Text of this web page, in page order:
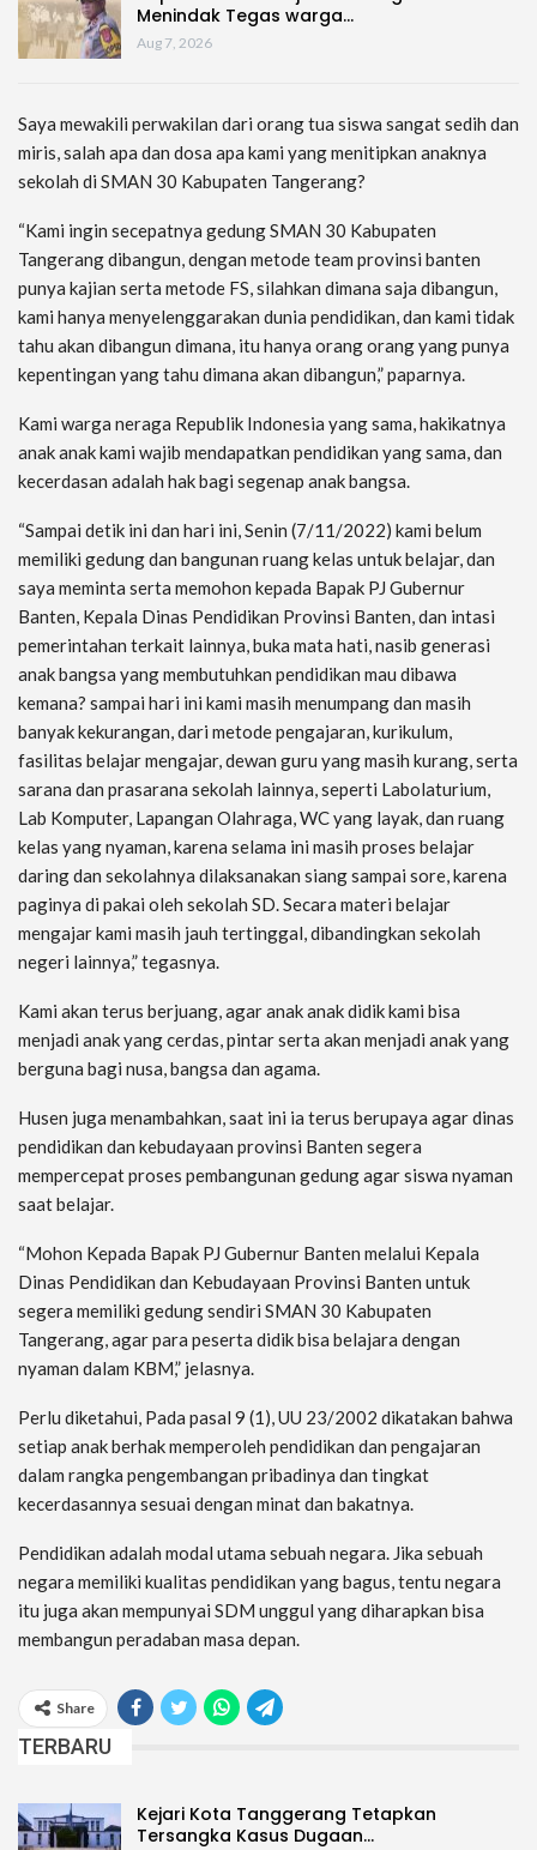
Menindak Tegas warga…
Aug 7, 2026
Saya mewakili perwakilan dari orang tua siswa sangat sedih dan
miris, salah apa dan dosa apa kami yang menitipkan anaknya
sekolah di SMAN 30 Kabupaten Tangerang?
“Kami ingin secepatnya gedung SMAN 30 Kabupaten
Tangerang dibangun, dengan metode team provinsi banten
punya kajian serta metode FS, silahkan dimana saja dibangun,
kami hanya menyelenggarakan dunia pendidikan, dan kami tidak
tahu akan dibangun dimana, itu hanya orang orang yang punya
kepentingan yang tahu dimana akan dibangun,” paparnya.
Kami warga neraga Republik Indonesia yang sama, hakikatnya
anak anak kami wajib mendapatkan pendidikan yang sama, dan
kecerdasan adalah hak bagi segenap anak bangsa.
“Sampai detik ini dan hari ini, Senin (7/11/2022) kami belum
memiliki gedung dan bangunan ruang kelas untuk belajar, dan
saya meminta serta memohon kepada Bapak PJ Gubernur
Banten, Kepala Dinas Pendidikan Provinsi Banten, dan intasi
pemerintahan terkait lainnya, buka mata hati, nasib generasi
anak bangsa yang membutuhkan pendidikan mau dibawa
kemana? sampai hari ini kami masih menumpang dan masih
banyak kekurangan, dari metode pengajaran, kurikulum,
fasilitas belajar mengajar, dewan guru yang masih kurang, serta
sarana dan prasarana sekolah lainnya, seperti Labolaturium,
Lab Komputer, Lapangan Olahraga, WC yang layak, dan ruang
kelas yang nyaman, karena selama ini masih proses belajar
daring dan sekolahnya dilaksanakan siang sampai sore, karena
paginya di pakai oleh sekolah SD. Secara materi belajar
mengajar kami masih jauh tertinggal, dibandingkan sekolah
negeri lainnya,” tegasnya.
Kami akan terus berjuang, agar anak anak didik kami bisa
menjadi anak yang cerdas, pintar serta akan menjadi anak yang
berguna bagi nusa, bangsa dan agama.
Husen juga menambahkan, saat ini ia terus berupaya agar dinas
pendidikan dan kebudayaan provinsi Banten segera
mempercepat proses pembangunan gedung agar siswa nyaman
saat belajar.
“Mohon Kepada Bapak PJ Gubernur Banten melalui Kepala
Dinas Pendidikan dan Kebudayaan Provinsi Banten untuk
segera memiliki gedung sendiri SMAN 30 Kabupaten
Tangerang, agar para peserta didik bisa belajara dengan
nyaman dalam KBM,” jelasnya.
Perlu diketahui, Pada pasal 9 (1), UU 23/2002 dikatakan bahwa
setiap anak berhak memperoleh pendidikan dan pengajaran
dalam rangka pengembangan pribadinya dan tingkat
kecerdasannya sesuai dengan minat dan bakatnya.
Pendidikan adalah modal utama sebuah negara. Jika sebuah
negara memiliki kualitas pendidikan yang bagus, tentu negara
itu juga akan mempunyai SDM unggul yang diharapkan bisa
membangun peradaban masa depan.
Share
TERBARU
Kejari Kota Tanggerang Tetapkan
Tersangka Kasus Dugaan…